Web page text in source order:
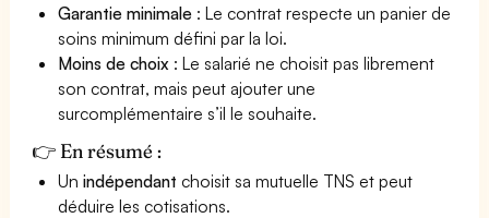
Garantie minimale : Le contrat respecte un panier de
soins minimum défini par la loi.
Moins de choix : Le salarié ne choisit pas librement
son contrat, mais peut ajouter une
surcomplémentaire s’il le souhaite.
👉 En résumé :
Unindépendant choisit sa mutuelle TNS et peut
déduire les cotisations.